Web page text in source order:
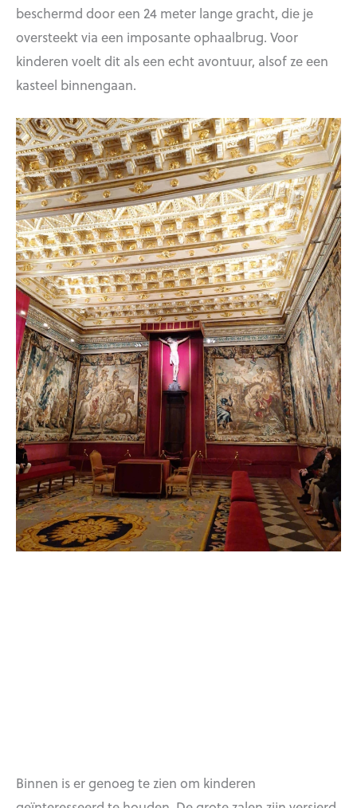
beschermd door een 24 meter lange gracht, die je
oversteekt via een imposante ophaalbrug. Voor
kinderen voelt dit als een echt avontuur, alsof ze een
kasteel binnengaan.
Binnen is er genoeg te zien om kinderen